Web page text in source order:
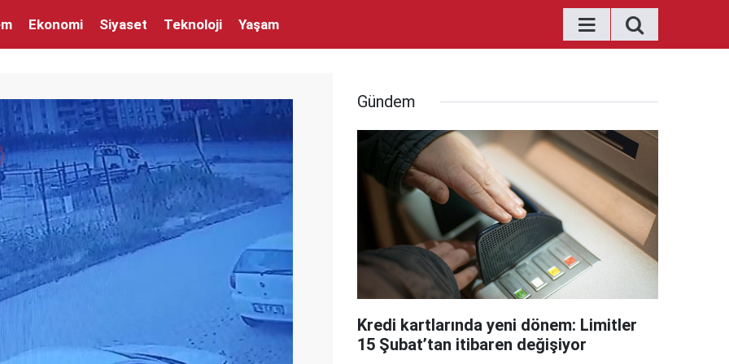
Ekonomi Siyaset Teknoloji Yaşam
Gündem
Kredi kartlarında yeni dönem: Limitler
15 Şubat’tan itibaren değişiyor